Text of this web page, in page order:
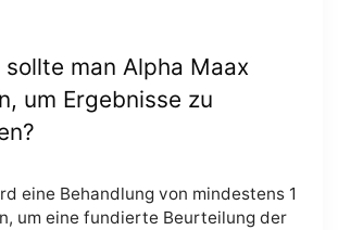
man Alpha Maax
um Ergebnisse zu
eine Behandlung von mindestens 1
um eine fundierte Beurteilung der